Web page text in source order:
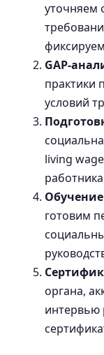
уточняем
GAP-
практики
условий
living
готовим
органа,
интервью